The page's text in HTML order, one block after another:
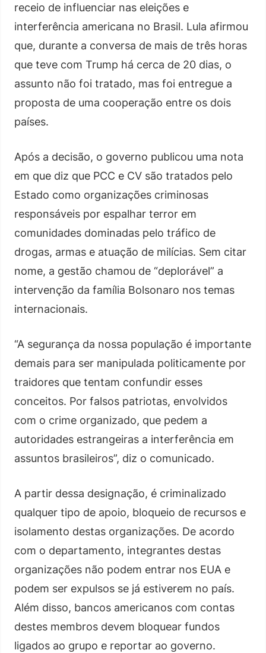
receio de influenciar nas eleições e
interferência americana no Brasil. Lula afirmou
que, durante a conversa de mais de três horas
que teve com Trump há cerca de 20 dias, o
assunto não foi tratado, mas foi entregue a
proposta de uma cooperação entre os dois
países.
Após a decisão, o governo publicou uma nota
em que diz que PCC e CV são tratados pelo
Estado como organizações criminosas
responsáveis por espalhar terror em
comunidades dominadas pelo tráfico de
drogas, armas e atuação de milícias. Sem citar
nome, a gestão chamou de “deplorável” a
intervenção da família Bolsonaro nos temas
internacionais.
“A segurança da nossa população é importante
demais para ser manipulada politicamente por
traidores que tentam confundir esses
conceitos. Por falsos patriotas, envolvidos
com o crime organizado, que pedem a
autoridades estrangeiras a interferência em
assuntos brasileiros”, diz o comunicado.
A partir dessa designação, é criminalizado
qualquer tipo de apoio, bloqueio de recursos e
isolamento destas organizações. De acordo
com o departamento, integrantes destas
organizações não podem entrar nos EUA e
podem ser expulsos se já estiverem no país.
Além disso, bancos americanos com contas
destes membros devem bloquear fundos
ligados ao grupo e reportar ao governo.